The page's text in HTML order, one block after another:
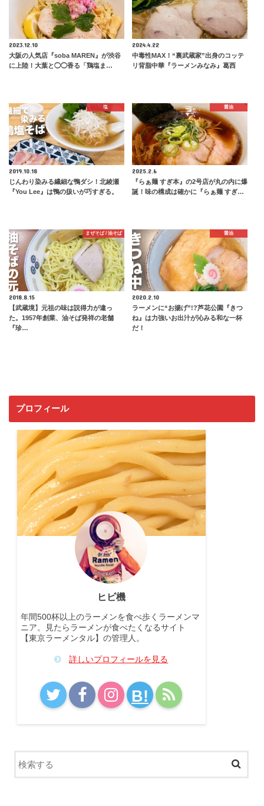
2023.12.10
大阪の人気店『soba MAREN』が渋谷
に上陸！大葉と◯◯香る「鶏塩ま…
2024.4.22
中毒性MAX！“裏武蔵家”出身のコッテ
リ背脂中華『ラーメンみなみ』葛西
塩
2019.10.18
じんわり染みる繊細な鴨ダシ！北綾瀬
『You Lee』は鴨の扱いが巧すぎる。
醤油
2025.2.6
『らぁ麺 すぎ本』の2号店が丸の内に爆
誕！味の構成は確かに『らぁ麺 すぎ…
まぜそば / 油そば
2018.8.15
【武蔵境】元祖の味は説得力が違っ
た。1957年創業、油そば発祥の老舗
『珍…
醤油
2020.2.10
ラーメンに“お揚げ”!?芦花公園『きつ
ね』は力強いお出汁が沁みる和な一杯
だ！
プロフィール
ヒビ機
年間500杯以上のラーメンを食べ歩くラーメンマ
ニア。見たらラーメンが食べたくなるサイト
【東京ラーメンタル】の管理人。
詳しいプロフィールを見る
B!